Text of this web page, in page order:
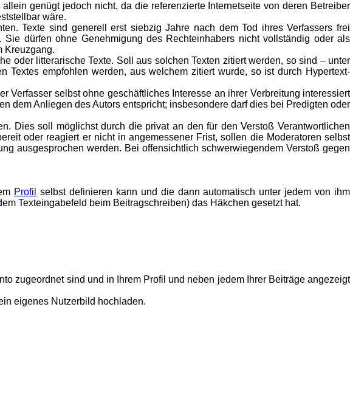
genügt jedoch nicht, da die referenzierte Internetseite von deren Betreiber
wäre.
Texte sind generell erst siebzig Jahre nach dem Tod ihres Verfassers frei
dürfen ohne Genehmigung des Rechteinhabers nicht vollständig oder als
Kreuzgang.
oder litterarische Texte. Soll aus solchen Texten zitiert werden, so sind – unter
empfohlen werden, aus welchem zitiert wurde, so ist durch Hypertext-
selbst ohne geschäftliches Interesse an ihrer Verbreitung interessiert
dem Anliegen des Autors entspricht; insbesondere darf dies bei Predigten oder
Dies soll möglichst durch die privat an den für den Verstoß Verantwortlichen
oder reagiert er nicht in angemessener Frist, sollen die Moderatoren selbst
ausgesprochen werden. Bei offensichtlich schwerwiegendem Verstoß gegen
Profil
selbst definieren kann und die dann automatisch unter jedem von ihm
Texteingabefeld beim Beitragschreiben) das Häkchen gesetzt hat.
zugeordnet sind und in Ihrem Profil und neben jedem Ihrer Beiträge angezeigt
eigenes Nutzerbild hochladen.